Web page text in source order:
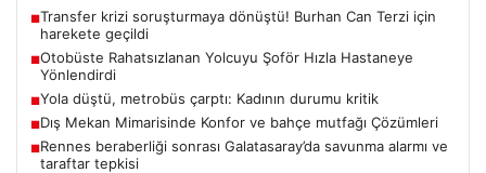
■Transfer krizi soruşturmaya dönüştü! Burhan Can Terzi için
harekete geçildi
■Otobüste Rahatsızlanan Yolcuyu Şoför Hızla Hastaneye
Yönlendirdi
■Yola düştü, metrobüs çarptı: Kadının durumu kritik
■Dış Mekan Mimarisinde Konfor ve bahçe mutfağı Çözümleri
■Rennes beraberliği sonrası Galatasaray’da savunma alarmı ve
taraftar tepkisi